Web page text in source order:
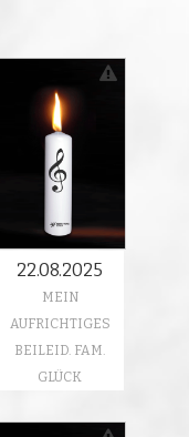
22.08.2025
MEIN
AUFRICHTIGES
BEILEID. FAM.
GLÜCK